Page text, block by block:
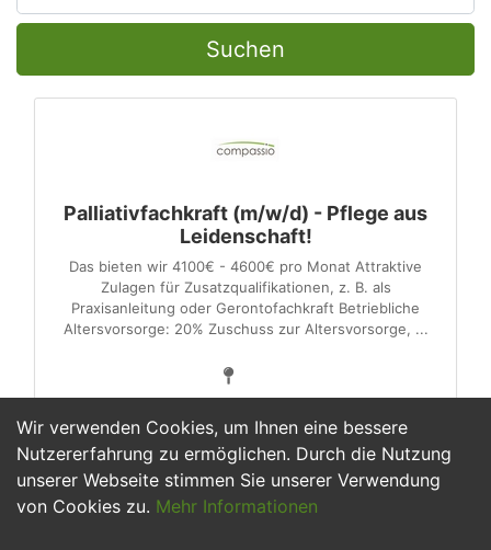
Wir verwenden Cookies, um Ihnen eine bessere
Nutzererfahrung zu ermöglichen. Durch die Nutzung
unserer Webseite stimmen Sie unserer Verwendung
von Cookies zu. Mehr Informationen
Suchen
Palliativfachkraft (m/w/d) - Pflege aus
Leidenschaft!
Das bieten wir 4100€ - 4600€ pro Monat Attraktive
Zulagen für Zusatzqualifikationen, z. B. als
Praxisanleitung oder Gerontofachkraft Betriebliche
Altersvorsorge: 20% Zuschuss zur Altersvorsorge, ...
1